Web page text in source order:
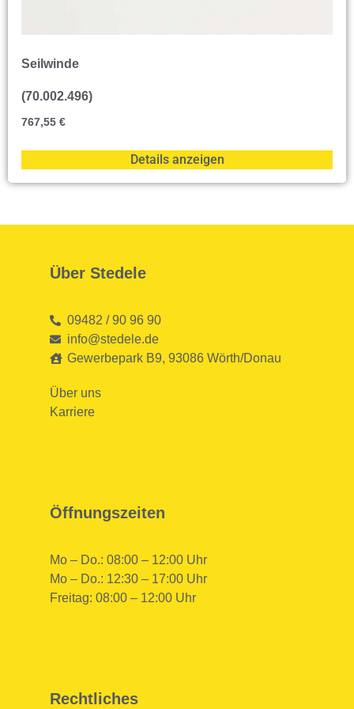
Seilwinde
(70.002.496)
767,55 €
Details anzeigen
Über Stedele
09482 / 90 96 90
info@stedele.de
Gewerbepark B9, 93086 Wörth/Donau
Über uns
Karriere
Öffnungszeiten
Mo – Do.: 08:00 – 12:00 Uhr
Mo – Do.: 12:30 – 17:00 Uhr
Freitag: 08:00 – 12:00 Uhr
Rechtliches